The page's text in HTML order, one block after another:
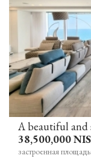
38,500,000 NIS
застроенная